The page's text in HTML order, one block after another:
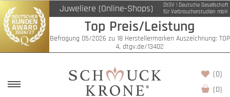
Juweliere (Online-Shops)
DtGV | Deutsche Gesellschaft
für Verbraucherstudien mbH
Top Preis/Leistung
Befragung 05/2026 zu 18 Herstellermarken Auszeichnung: TOP
4, dtgv.de/13402
(0)
(0)